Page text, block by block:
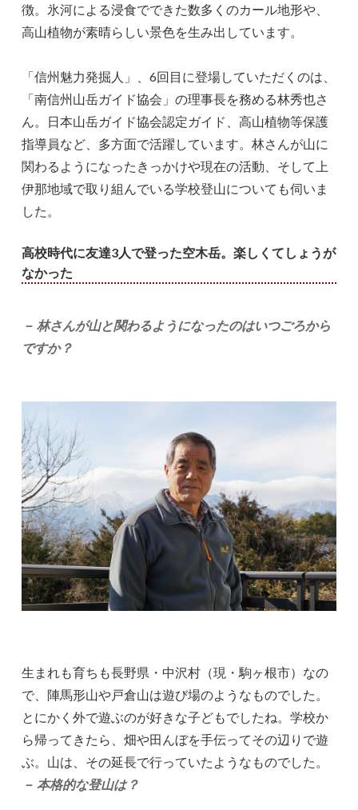
徴。氷河による浸食でできた数多くのカール地形や、
高山植物が素晴らしい景色を生み出しています。
「信州魅力発掘人」、6回目に登場していただくのは、
「南信州山岳ガイド協会」の理事長を務める林秀也さ
ん。日本山岳ガイド協会認定ガイド、高山植物等保護
指導員など、多方面で活躍しています。林さんが山に
関わるようになったきっかけや現在の活動、そして上
伊那地域で取り組んでいる学校登山についても伺いま
した。
高校時代に友達3人で登った空木岳。楽しくてしょうが
なかった
－ 林さんが山と関わるようになったのはいつごろから
ですか？
生まれも育ちも長野県・中沢村（現・駒ヶ根市）なの
で、陣馬形山や戸倉山は遊び場のようなものでした。
とにかく外で遊ぶのが好きな子どもでしたね。学校か
ら帰ってきたら、畑や田んぼを手伝ってその辺りで遊
ぶ。山は、その延長で行っていたようなものでした。
－ 本格的な登山は？